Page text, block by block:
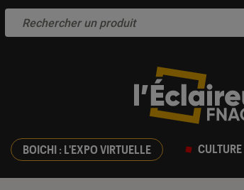
BOICHI : L'EXPO VIRTUELLE CULTURE